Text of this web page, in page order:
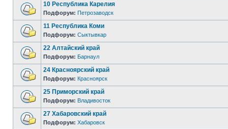
10 Республика Карелия
Подфорум: Петрозаводск
11 Республика Коми
Подфорум: Сыктывкар
22 Алтайский край
Подфорум: Барнаул
24 Красноярский край
Подфорум: Красноярск
25 Приморский край
Подфорум: Владивосток
27 Хабаровский край
Подфорум: Хабаровск